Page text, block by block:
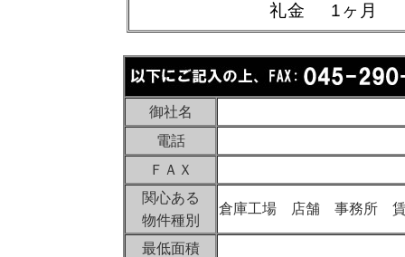
礼金 1ヶ月
御社名
電話
ＦＡＸ
関心ある
物件種別
倉庫工場 店舗 事務所
最低面積